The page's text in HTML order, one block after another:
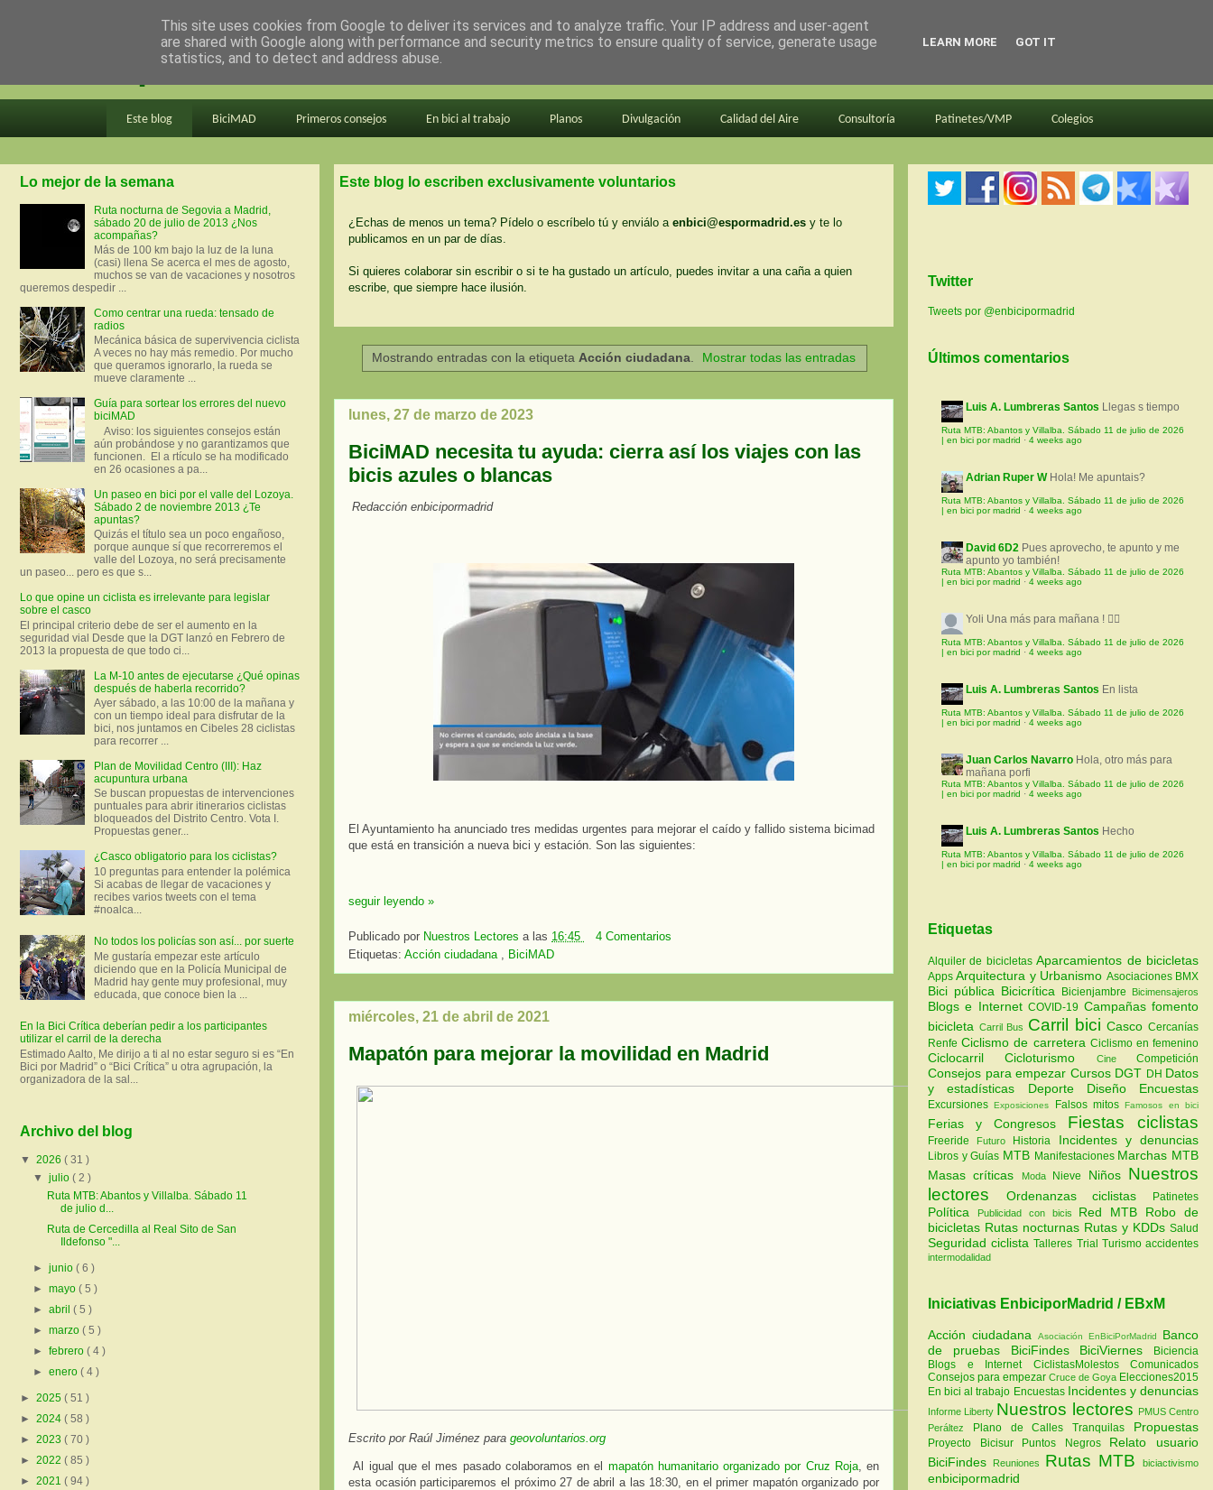
en bici por madrid
Este blog BiciMAD Primeros consejos En bici al trabajo Planos Divulgación Calidad del Aire Consultoría Patinetes/VMP Colegios
Este blog lo escriben exclusivamente voluntarios
¿Echas de menos un tema? Pídelo o escríbelo tú y enviálo a enbici@espormadrid.es y te lo
publicamos en un par de días.
Si quieres colaborar sin escribir o si te ha gustado un artículo, puedes invitar a una caña a quien
escribe, que siempre hace ilusión.
Mostrando entradas con la etiqueta Acción ciudadana. Mostrar todas las entradas
lunes, 27 de marzo de 2023
BiciMAD necesita tu ayuda: cierra así los viajes con las
bicis azules o blancas
Redacción enbicipormadrid
El Ayuntamiento ha anunciado tres medidas urgentes para mejorar el caído y fallido sistema bicimad
que está en transición a nueva bici y estación. Son las siguientes:
seguir leyendo »
Publicado por Nuestros Lectores a las 16:45
4 Comentarios
Etiquetas: Acción ciudadana BiciMAD
miércoles, 21 de abril de 2021
Mapatón para mejorar la movilidad en Madrid
Escrito por Raúl Jiménez para geovoluntarios.org
Al igual que el mes pasado colaboramos en el mapatón humanitario organizado por Cruz Roja, en
esta ocasión participaremos el próximo 27 de abril a las 18:30, en el primer mapatón organizado por
Lo mejor de la semana
Ruta nocturna de Segovia a Madrid,
sábado 20 de julio de 2013 ¿Nos
acompañas?
Más de 100 km bajo la luz de la luna
(casi) llena Se acerca el mes de agosto,
muchos se van de vacaciones y nosotros
queremos despedir ...
Como centrar una rueda: tensado de
radios
Mecánica básica de supervivencia ciclista
A veces no hay más remedio. Por mucho
que queramos ignorarlo, la rueda se
mueve claramente ...
Guía para sortear los errores del nuevo
biciMAD
Aviso: los siguientes consejos están
aún probándose y no garantizamos que
funcionen. El a rtículo se ha modificado
en 26 ocasiones a pa...
Un paseo en bici por el valle del Lozoya.
Sábado 2 de noviembre 2013 ¿Te
apuntas?
Quizás el título sea un poco engañoso,
porque aunque sí que recorreremos el
valle del Lozoya, no será precisamente
un paseo... pero es que s...
Lo que opine un ciclista es irrelevante para legislar
sobre el casco
El principal criterio debe de ser el aumento en la
seguridad vial Desde que la DGT lanzó en Febrero de
2013 la propuesta de que todo ci...
La M-10 antes de ejecutarse ¿Qué opinas
después de haberla recorrido?
Ayer sábado, a las 10:00 de la mañana y
con un tiempo ideal para disfrutar de la
bici, nos juntamos en Cibeles 28 ciclistas
para recorrer ...
Plan de Movilidad Centro (III): Haz
acupuntura urbana
Se buscan propuestas de intervenciones
puntuales para abrir itinerarios ciclistas
bloqueados del Distrito Centro. Vota I.
Propuestas gener...
¿Casco obligatorio para los ciclistas?
10 preguntas para entender la polémica
Si acabas de llegar de vacaciones y
recibes varios tweets con el tema
#noalca...
No todos los policías son así... por suerte
Me gustaría empezar este artículo
diciendo que en la Policía Municipal de
Madrid hay gente muy profesional, muy
educada, que conoce bien la ...
En la Bici Crítica deberían pedir a los participantes
utilizar el carril de la derecha
Estimado Aalto, Me dirijo a ti al no estar seguro si es “En
Bici por Madrid” o “Bici Crítica” u otra agrupación, la
organizadora de la sal...
Archivo del blog
▼ 2026 ( 31 )
▼julio( 2 )
Ruta MTB: Abantos y Villalba. Sábado 11
de julio d...
Ruta de Cercedilla al Real Sito de San
Ildefonso "...
►junio( 6 )
►mayo( 5 )
►abril( 5 )
►marzo( 5 )
►febrero( 4 )
►enero( 4 )
► 2025 ( 51 )
► 2024 ( 58 )
► 2023 ( 70 )
► 2022 ( 85 )
► 2021 ( 94 )
Twitter
Tweets por @enbicipormadrid
Últimos comentarios
Luis A. Lumbreras Santos Llegas s tiempo
Ruta MTB: Abantos y Villalba. Sábado 11 de julio de 2026
| en bici por madrid · 4 weeks ago
Adrian Ruper W Hola! Me apuntais?
Ruta MTB: Abantos y Villalba. Sábado 11 de julio de 2026
| en bici por madrid · 4 weeks ago
David 6D2 Pues aprovecho, te apunto y me
apunto yo también!
Ruta MTB: Abantos y Villalba. Sábado 11 de julio de 2026
| en bici por madrid · 4 weeks ago
Yoli Una más para mañana ! 🚵‍♀️
Ruta MTB: Abantos y Villalba. Sábado 11 de julio de 2026
| en bici por madrid · 4 weeks ago
Luis A. Lumbreras Santos En lista
Ruta MTB: Abantos y Villalba. Sábado 11 de julio de 2026
| en bici por madrid · 4 weeks ago
Juan Carlos Navarro Hola, otro más para
mañana porfi
Ruta MTB: Abantos y Villalba. Sábado 11 de julio de 2026
| en bici por madrid · 4 weeks ago
Luis A. Lumbreras Santos Hecho
Ruta MTB: Abantos y Villalba. Sábado 11 de julio de 2026
| en bici por madrid · 4 weeks ago
Etiquetas
Alquiler de bicicletasAparcamientos de bicicletas
AppsArquitectura y Urbanismo Asociaciones BMX
Bici pública Bicicrítica Bicienjambre Bicimensajeros
Blogs e InternetCOVID-19 Campañas fomento
bicicleta Carril Bus Carril biciCascoCercanías
RenfeCiclismo de carretera Ciclismo en femenino
CiclocarrilCicloturismo CineCompetición
Consejos para empezar Cursos DGT DH Datos
y estadísticas Deporte Diseño Encuestas
ExcursionesExposiciones Falsos mitosFamosos en bici
Ferias y Congresos Fiestas ciclistas
Freeride Futuro Historia Incidentes y denuncias
Libros y Guías MTB Manifestaciones Marchas MTB
Masas críticas
Moda Nieve Niños Nuestros
lectores
Ordenanzas ciclistas Patinetes
Política Publicidad con bicis Red MTB Robo de
bicicletas Rutas nocturnas Rutas y KDDs Salud
Seguridad ciclistaTalleres Trial Turismoaccidentes
intermodalidad
Iniciativas EnbiciporMadrid / EBxM
Acción ciudadana Asociación EnBiciPorMadrid
Banco
de pruebas
BiciFindes BiciViernes
Biciencia
Blogs e Internet
CiclistasMolestos
Comunicados
Consejos para empezar Cruce de Goya Elecciones2015
En bici al trabajo Encuestas Incidentes y denuncias
Informe Liberty Nuestros lectores
PMUS Centro
Peráltez
Plano de Calles Tranquilas Propuestas
Proyecto Bicisur Puntos Negros
Relato usuario
BiciFindes
Reuniones Rutas MTB biciactivismo
enbicipormadrid
This site uses cookies from Google to deliver its services and to analyze traffic. Your IP address and user-agent
are shared with Google along with performance and security metrics to ensure quality of service, generate usage
statistics, and to detect and address abuse.
LEARN MORE GOT IT